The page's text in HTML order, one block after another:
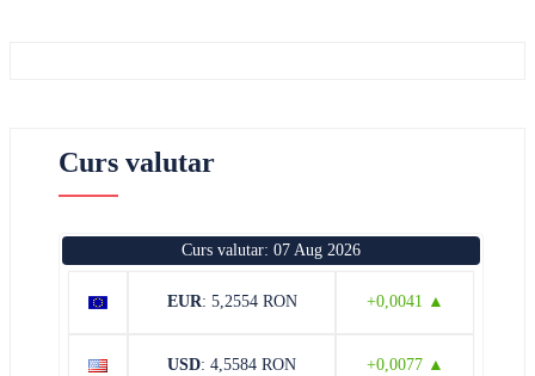
Curs valutar
Curs valutar: 07 Aug 2026
EUR: 5,2554 RON +0,0041 ▲
USD: 4,5584 RON +0,0077 ▲